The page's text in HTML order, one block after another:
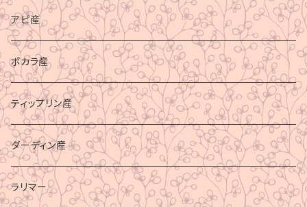
アピ産
ポカラ産
ティップリン産
ダーディン産
ラリマー